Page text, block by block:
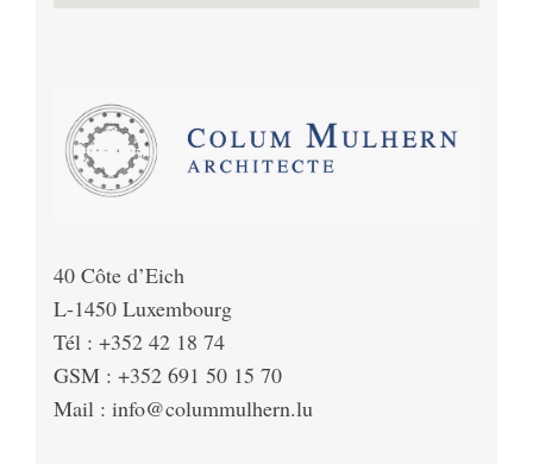
40 Côte d’Eich
L-1450 Luxembourg
Tél : +352 42 18 74
GSM : +352 691 50 15 70
Mail : info@colummulhern.lu